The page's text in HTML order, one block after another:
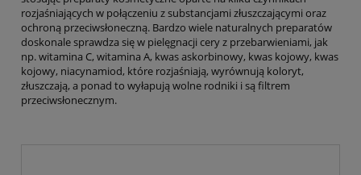
rozjaśniających w połączeniu z substancjami złuszczającymi oraz
ochroną przeciwsłoneczną. Bardzo wiele naturalnych preparatów
doskonale sprawdza się w pielęgnacji cery z przebarwieniami, jak
np. witamina C, witamina A, kwas askorbinowy, kwas kojowy, kwas
kojowy, niacynamiod, które rozjaśniają, wyrównują koloryt,
złuszczają, a ponad to wyłapują wolne rodniki i są filtrem
przeciwsłonecznym.